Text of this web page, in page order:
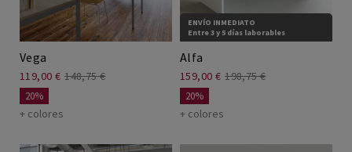
Vega
119,00 € 148,75 €
20%
+ colores
ENVÍO INMEDIATO
Entre 3 y 5 días laborables
Alfa
159,00 € 198,75 €
20%
+ colores
Mesa coworking
Escritorios teletrabajo